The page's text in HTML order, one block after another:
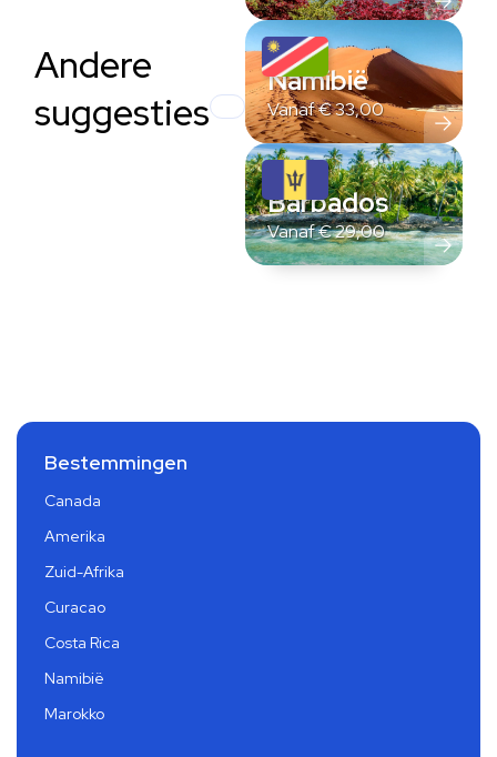
Andere
suggesties
Namibië
Vanaf€33,00
Barbados
Vanaf€29,00
Bestemmingen
Canada
Amerika
Zuid-Afrika
Curacao
Costa Rica
Namibië
Marokko